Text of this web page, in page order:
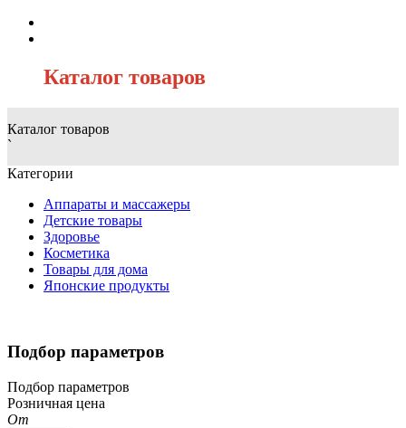
Каталог товаров
Каталог товаров
`
Категории
Аппараты и массажеры
Детские товары
Здоровье
Косметика
Товары для дома
Японские продукты
Подбор параметров
Подбор параметров
Розничная цена
От